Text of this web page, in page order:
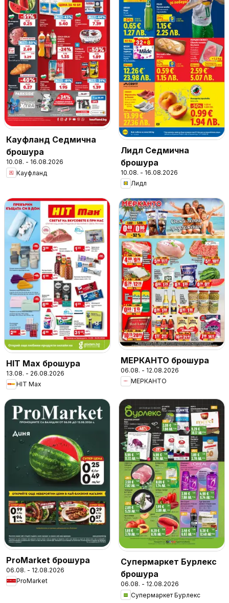
Кауфланд Седмична
брошура
10.08. - 16.08.2026
Кауфланд
Лидл Седмична
брошура
10.08. - 16.08.2026
Лидл
HIT Max брошура
13.08. - 26.08.2026
HIT Max
МЕРКАНТО брошура
06.08. - 12.08.2026
МЕРКАНТО
ProMarket брошура
06.08. - 12.08.2026
ProMarket
Супермаркет Бурлекс
брошура
06.08. - 12.08.2026
Супермаркет Бурлекс